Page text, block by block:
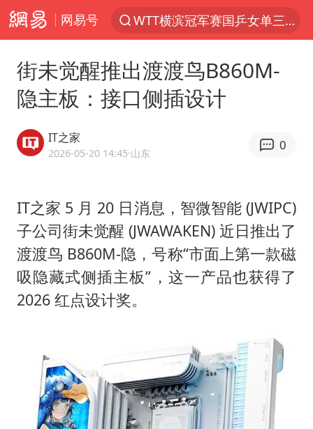
网易号
WTT横滨冠军赛国乒女单三将晋级四强
郑丽文：台湾从来没有“独立”过
白海豚将正面袭击贯穿浙江
酒店回应车内过夜被收150元
黄金牛市回来了吗
酒店花洒现排泄物住客索赔遭拒
杭州全市有序停课
上四休三，但降薪1000元，你接受吗？
全民健身事业高质量发展
街未觉醒推出渡渡鸟B860M-
隐主板：接口侧插设计
IT之家
2026-05-20 14:45·山东
0
IT之家 5 月 20 日消息，智微智能 (JWIPC)
子公司街未觉醒 (JWAWAKEN) 近日推出了
渡渡鸟 B860M-隐，号称“市面上第一款磁
吸隐藏式侧插主板”，这一产品也获得了
2026 红点设计奖。